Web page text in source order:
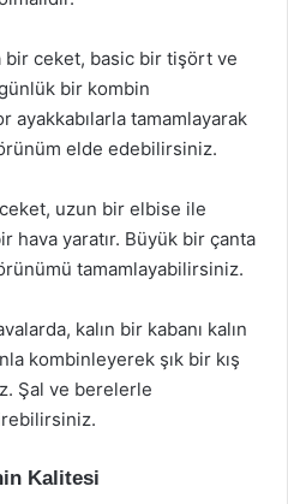
bir ceket, basic bir tişört ve
bir kombin
ayakkabılarla tamamlayarak
elde edebilirsiniz.
uzun bir elbise ile
hava yaratır. Büyük bir çanta
tamamlayabilirsiniz.
kalın bir kabanı kalın
kombinleyerek şık bir kış
Şal ve berelerle
Kalitesi